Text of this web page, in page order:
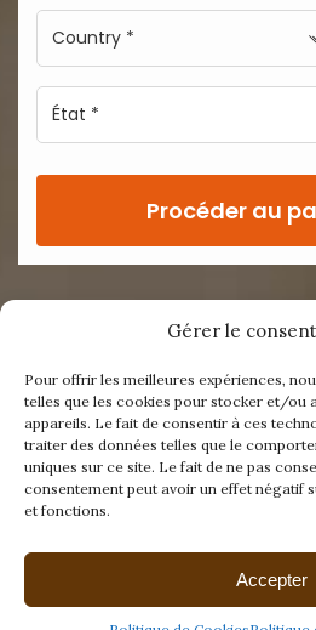
Gérer le
Pour offrir les meilleures expériences,
telles que les cookies pour stocker et/ou
appareils. Le fait de consentir à ces
traiter des données telles que le
uniques sur ce site. Le fait de ne pas
consentement peut avoir un effet négatif
et fonctions.
Accepter
Country *
Procéder au
© Copyright